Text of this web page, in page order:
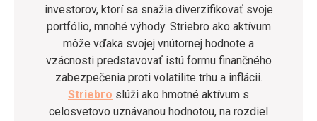
investorov, ktorí sa snažia diverzifikovať svoje
portfólio, mnohé výhody. Striebro ako aktívum
môže vďaka svojej vnútornej hodnote a
vzácnosti predstavovať istú formu finančného
zabezpečenia proti volatilite trhu a inflácii.
Striebro slúži ako hmotné aktívum s
celosvetovo uznávanou hodnotou, na rozdiel